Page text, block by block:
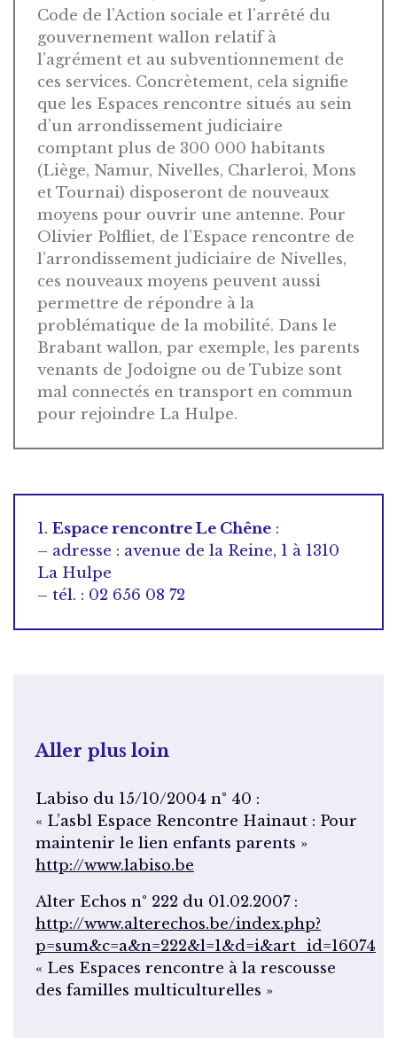
Code de l’Action sociale et l’arrêté du
gouvernement wallon relatif à
l’agrément et au subventionnement de
ces services. Concrètement, cela signifie
que les Espaces rencontre situés au sein
d’un arrondissement judiciaire
comptant plus de 300 000 habitants
(Liège, Namur, Nivelles, Charleroi, Mons
et Tournai) disposeront de nouveaux
moyens pour ouvrir une antenne. Pour
Olivier Polfliet, de l’Espace rencontre de
l’arrondissement judiciaire de Nivelles,
ces nouveaux moyens peuvent aussi
permettre de répondre à la
problématique de la mobilité. Dans le
Brabant wallon, par exemple, les parents
venants de Jodoigne ou de Tubize sont
mal connectés en transport en commun
pour rejoindre La Hulpe.
1. Espace rencontre Le Chêne :
– adresse : avenue de la Reine, 1 à 1310
La Hulpe
– tél. : 02 656 08 72
Aller plus loin
Labiso du 15/10/2004 n° 40 :
« L’asbl Espace Rencontre Hainaut : Pour
maintenir le lien enfants parents »
http://www.labiso.be
Alter Echos n° 222 du 01.02.2007 :
http://www.alterechos.be/index.php?
p=sum&c=a&n=222&l=1&d=i&art_id=16074
« Les Espaces rencontre à la rescousse
des familles multiculturelles »